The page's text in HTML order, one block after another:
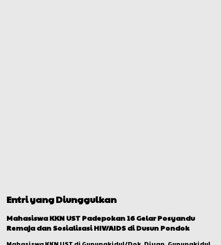
Entri yang Diunggulkan
Mahasiswa KKN UST Padepokan 16 Gelar Posyandu
Remaja dan Sosialisasi HIV/AIDS di Dusun Pondok